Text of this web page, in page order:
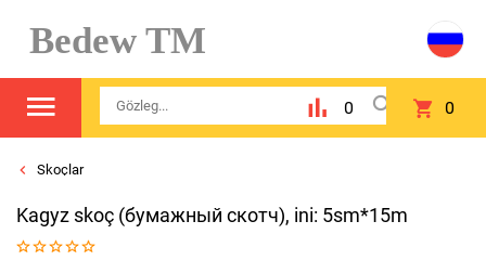
Bedew TM
0 0
Skoçlar
Kagyz skoç (бумажный скотч), ini: 5sm*15m